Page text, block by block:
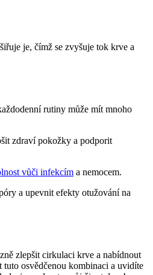
je, čímž se zvyšuje tok krve a
rutiny může mít mnoho
zdraví pokožky a podporit
vůči infekcím a nemocem.
a upevnit efekty otužování na
zlepšit cirkulaci krve a nabídnout
osvědčenou kombinaci a uvidíte